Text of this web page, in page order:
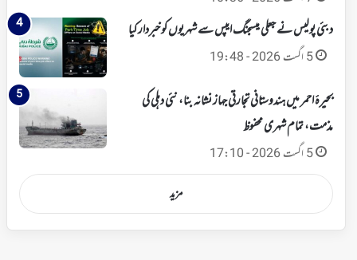
دبئی پولیس نے جعلی میسجنگ ایپس سے شہریوں کو خبردار کیا
5 اگست 2026 - 19:48
بحیرۂ احمر میں ہندوستانی تجارتی جہاز نشانہ بنا، نئی دہلی کی
مذمت، تمام شہری محفوظ
5 اگست 2026 - 17:10
مزید